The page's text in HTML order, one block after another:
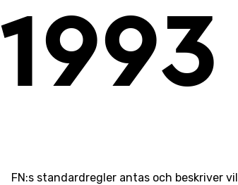
1993
FN:s standardregler antas och beskriver